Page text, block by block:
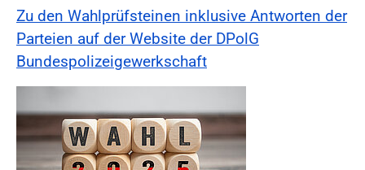
Zu den Wahlprüfsteinen inklusive Antworten der
Parteien auf der Website der DPolG
Bundespolizeigewerkschaft